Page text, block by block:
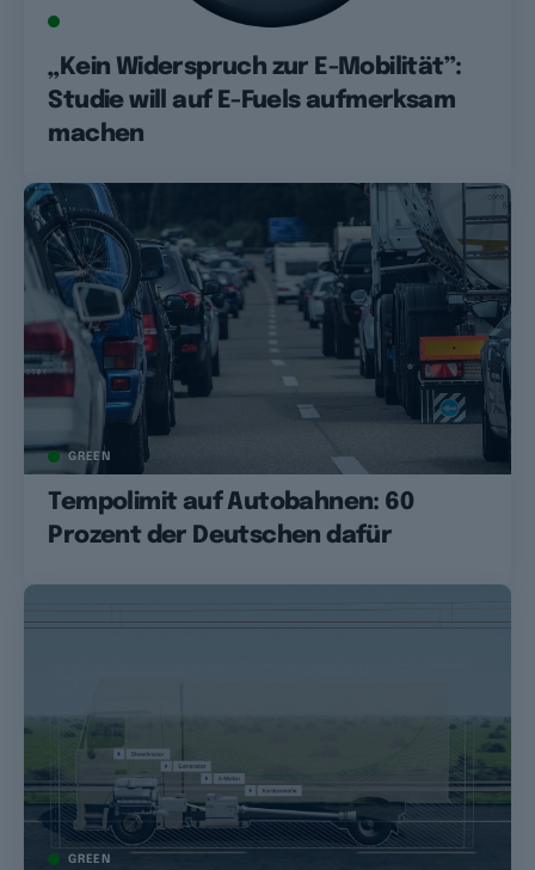
„Kein Widerspruch zur E-Mobilität”:
Studie will auf E-Fuels aufmerksam
machen
GREEN
Tempolimit auf Autobahnen: 60
Prozent der Deutschen dafür
GREEN